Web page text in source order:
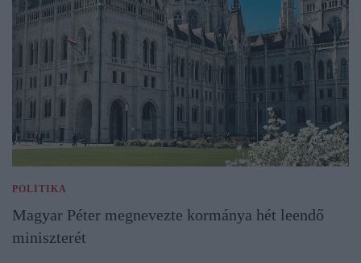
POLITIKA
Magyar Péter megnevezte kormánya hét leendő
miniszterét